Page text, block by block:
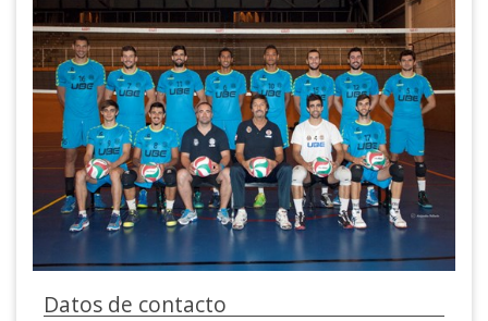
Datos de contacto